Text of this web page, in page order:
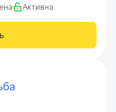
Активна